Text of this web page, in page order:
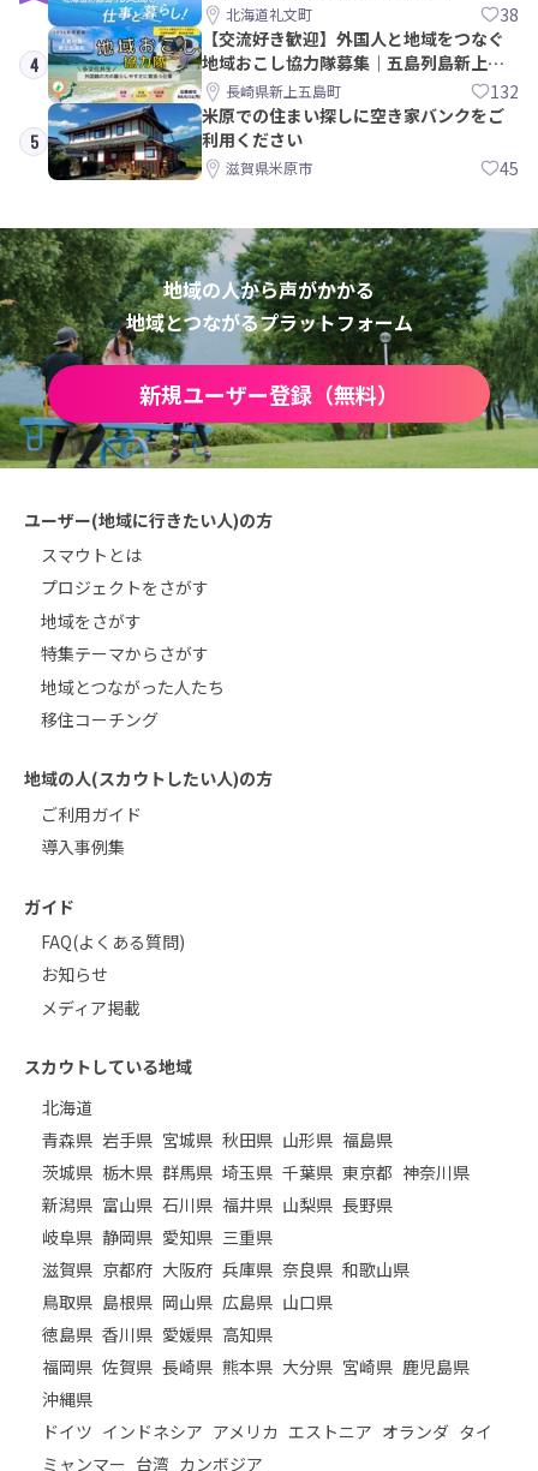
北海道礼文町 38
4
【交流好き歓迎】外国人と地域をつなぐ
地域おこし協力隊募集｜五島列島新上五
島町長崎県新上五島町 132
5
米原での住まい探しに空き家バンクをご
利用ください
滋賀県米原市 45
地域の人から声がかかる
地域とつながるプラットフォーム
新規ユーザー登録（無料）
ユーザー(地域に行きたい人)の方
スマウトとは
プロジェクトをさがす
地域をさがす
特集テーマからさがす
地域とつながった人たち
移住コーチング
地域の人(スカウトしたい人)の方
ご利用ガイド
導入事例集
ガイド
FAQ(よくある質問)
お知らせ
メディア掲載
スカウトしている地域
北海道
青森県 岩手県 宮城県 秋田県 山形県 福島県
茨城県 栃木県 群馬県 埼玉県 千葉県 東京都 神奈川県
新潟県 富山県 石川県 福井県 山梨県 長野県
岐阜県 静岡県 愛知県 三重県
滋賀県 京都府 大阪府 兵庫県 奈良県 和歌山県
鳥取県 島根県 岡山県 広島県 山口県
徳島県 香川県 愛媛県 高知県
福岡県 佐賀県 長崎県 熊本県 大分県 宮崎県 鹿児島県
沖縄県
ドイツ インドネシア アメリカ エストニア オランダ タイ
ミャンマー 台湾 カンボジア